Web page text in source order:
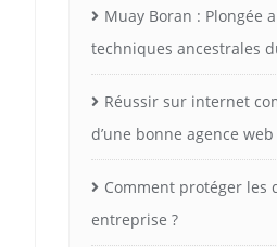
Muay Boran : Plongée
techniques ancestrales
Réussir sur internet
d’une bonne agence web
Comment protéger les
entreprise ?